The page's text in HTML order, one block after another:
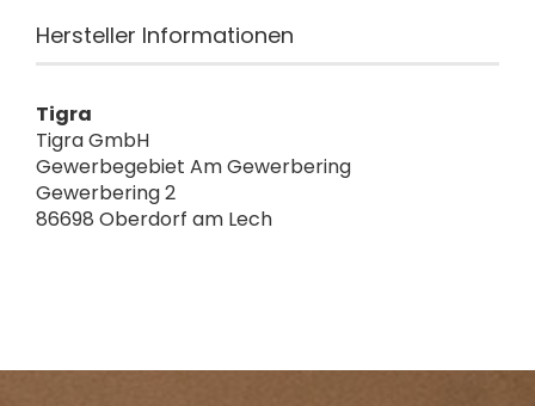
Hersteller Informationen
Tigra
Tigra GmbH
Gewerbegebiet Am Gewerbering
Gewerbering 2
86698 Oberdorf am Lech